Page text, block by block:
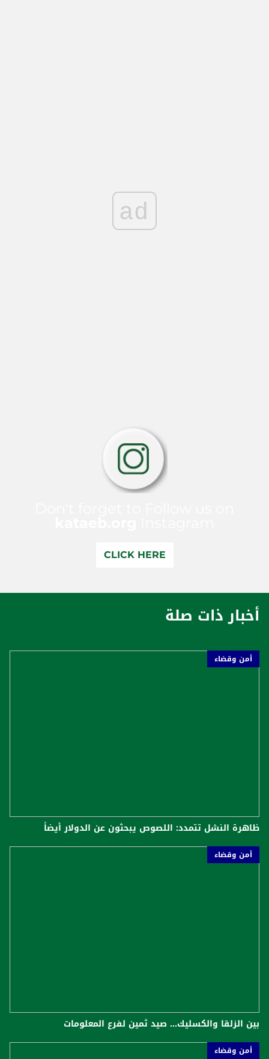
ad
CLICK HERE
أخبار ذات صلة
أمن وقضاء
ظاهرة النشل تتمدد: اللصوص يبحثون عن الدولار أيضاً
أمن وقضاء
بين الزلقا والكسليك... صيد ثمين لفرع المعلومات
أمن وقضاء